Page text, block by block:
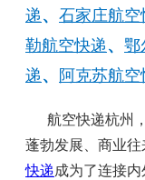
递、 石家庄航空
勒航空快递、 鄂
递、 阿克苏航空
航空快递杭州，
蓬勃发展、商业往
快递成为了连接